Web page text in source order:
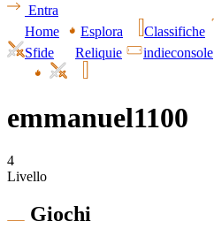
Entra
Home
Esplora Classifiche
Sfide
Reliquie indieconsole
emmanuel1100
4
Livello
Giochi